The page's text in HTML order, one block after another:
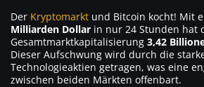
Der Kryptomarkt und Bitcoin kocht! Mit
Milliarden Dollar in nur 24 Stunden hat
Gesamtmarktkapitalisierung 3,42
Dieser Aufschwung wird durch die
Technologieaktien getragen, was eine
zwischen beiden Märkten offenbart.